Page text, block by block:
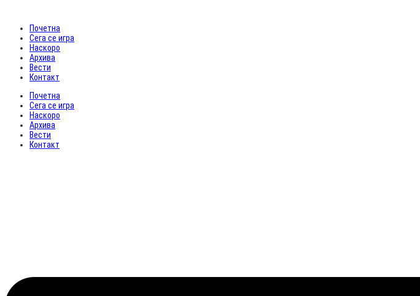
Почетна
Сега се игра
Наскоро
Архива
Вести
Контакт
Почетна
Сега се игра
Наскоро
Архива
Вести
Контакт